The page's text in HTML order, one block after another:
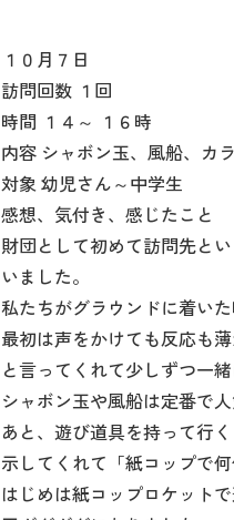
１０月７日
訪問回数 １回
時間 １４～ １６時
内容 シャボン玉、風船、カ
対象 幼児さん～中学生
感想、気付き、感じたこと
財団として初めて訪問先と
いました。
私たちがグラウンドに着い
最初は声をかけても反応も
と言ってくれて少しずつ一
シャボン玉や風船は定番で
あと、遊び道具を持って行
示してくれて「紙コップで
はじめは紙コップロケット